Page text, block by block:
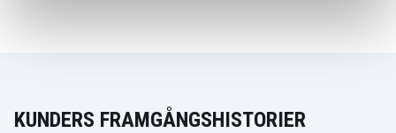
KUNDERS FRAMGÅNGSHISTORIER